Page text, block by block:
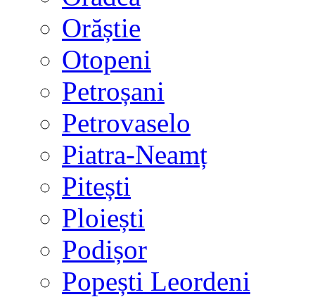
Orăștie
Otopeni
Petroșani
Petrovaselo
Piatra-Neamț
Pitești
Ploiești
Podișor
Popești Leordeni